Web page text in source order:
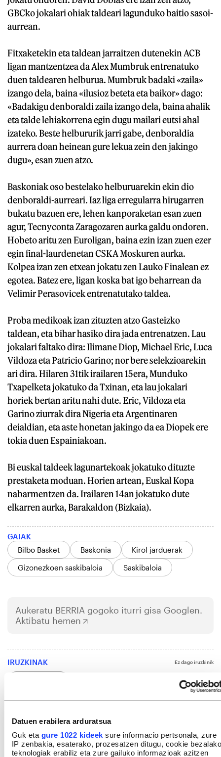
Datuen erabilera arduratsua
Guk eta gure 1022 kideek sure informacio pertsonala, zure
IP zenbakia, esaterako, prozesatzen ditugu, cookie bezalako
teknologiak erabiliz eta zure gailuko informazioak azitzen
GBCko jokalari ohiak taldeari lagunduko baitio sasoi-
aurrean.
Fitxaketekin eta taldean jarraitzen dutenekin ACB
ligan mantzentzea da Alex Mumbruk entrenatuko
duen taldearen helburua. Mumbruk badaki «zaila»
izango dela, baina «ilusioz beteta eta baikor» dago:
«Badakigu denboraldi zaila izango dela, baina ahalik
eta talde lehiakorrena egin dugu mailari eutsi ahal
izateko. Beste helbururik jarri gabe, denboraldia
aurrera doan heinean gure lekua zein den jakingo
dugu», esan zuen atzo.
Baskoniak oso bestelako helburuarekin ekin dio
denboraldi-aurreari. Iaz liga erregularra hirugarren
bukatu bazuen ere, lehen kanporaketan esan zuen
agur, Tecnyconta Zaragozaren aurka galdu ondoren.
Hobeto aritu zen Euroligan, baina ezin izan zuen ezer
egin final-laurdenetan CSKA Moskuren aurka.
Kolpea izan zen etxean jokatu zen Lauko Finalean ez
egotea. Batez ere, ligan koska bat igo beharrean da
Velimir Perasovicek entrenatutako taldea.
Proba medikoak izan zituzten atzo Gasteizko
taldean, eta bihar hasiko dira jada entrenatzen. Lau
jokalari faltako dira: Ilimane Diop, Michael Eric, Luca
Vildoza eta Patricio Garino; nor bere selekzioarekin
ari dira. Hilaren 31tik irailaren 15era, Munduko
Txapelketa jokatuko da Txinan, eta lau jokalari
horiek bertan aritu nahi dute. Eric, Vildoza eta
Garino ziurrak dira Nigeria eta Argentinaren
deialdian, eta aste honetan jakingo da ea Diopek ere
tokia duen Espainiakoan.
Bi euskal taldeek lagunartekoak jokatuko dituzte
prestaketa moduan. Horien artean, Euskal Kopa
nabarmentzen da. Irailaren 14an jokatuko dute
elkarren aurka, Barakaldon (Bizkaia).
GAIAK
Bilbo Basket
Baskonia
Kirol jarduerak
Gizonezkoen saskibaloia
Saskibaloia
Aukeratu BERRIA gogoko iturri gisa Googlen.
Aktibatu hemen
IRUZKINAK Ez dago iruzkinik